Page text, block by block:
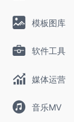
模板图库
软件工具
媒体运营
音乐MV